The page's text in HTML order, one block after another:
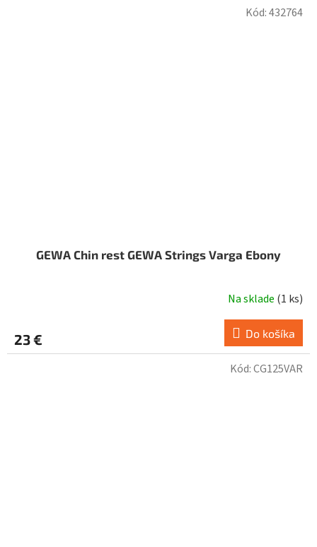
GEWA Chin rest GEWA Strings Varga Ebony
Na sklade (1 ks)
23 € Do košíka
Kód:432764
Kód:CG125VAR